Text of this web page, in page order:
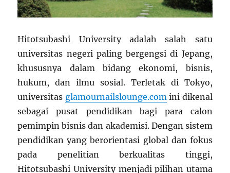
Hitotsubashi University adalah salah satu
universitas negeri paling bergengsi di Jepang,
khususnya dalam bidang ekonomi, bisnis,
hukum, dan ilmu sosial. Terletak di Tokyo,
universitas glamournailslounge.comini dikenal
sebagai pusat pendidikan bagi para calon
pemimpin bisnis dan akademisi. Dengan sistem
pendidikan yang berorientasi global dan fokus
pada penelitian berkualitas tinggi,
Hitotsubashi University menjadi pilihan utama